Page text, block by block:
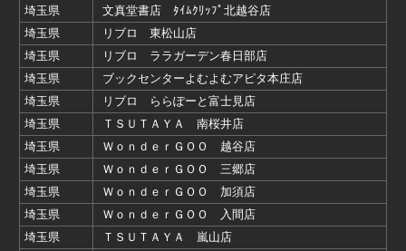
埼玉県
文真堂書店 ﾀｲﾑｸﾘｯﾌﾟ北越谷店
埼玉県
リブロ 東松山店
埼玉県
リブロ ララガーデン春日部店
埼玉県
ブックセンターよむよむアピタ本庄店
埼玉県
リブロ ららぽーと富士見店
埼玉県
ＴＳＵＴＡＹＡ 南桜井店
埼玉県
ＷｏｎｄｅｒＧＯＯ 越谷店
埼玉県
ＷｏｎｄｅｒＧＯＯ 三郷店
埼玉県
ＷｏｎｄｅｒＧＯＯ 加須店
埼玉県
ＷｏｎｄｅｒＧＯＯ 入間店
埼玉県
ＴＳＵＴＡＹＡ 嵐山店